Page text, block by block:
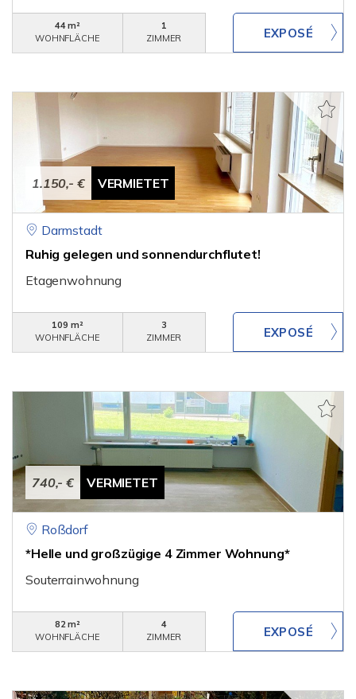
44 m²
WOHNFLÄCHE
1
ZIMMER
1.150,- € VERMIETET
Darmstadt
Ruhig gelegen und sonnendurchflutet!
Etagenwohnung
109 m²
WOHNFLÄCHE
3
ZIMMER
740,- € VERMIETET
Roßdorf
*Helle und großzügige 4 Zimmer Wohnung*
Souterrainwohnung
82 m²
WOHNFLÄCHE
4
ZIMMER